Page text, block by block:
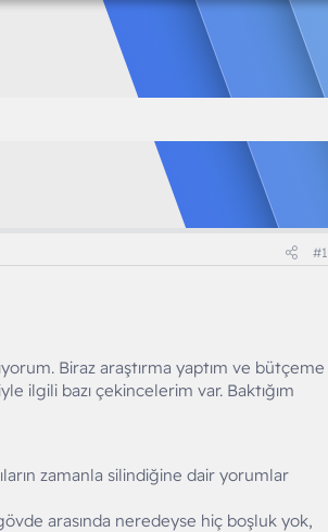
#1
Biraz araştırma yaptım ve bütçeme
ilgili bazı çekincelerim var. Baktığım
zamanla silindiğine dair yorumlar
arasında neredeyse hiç boşluk yok,